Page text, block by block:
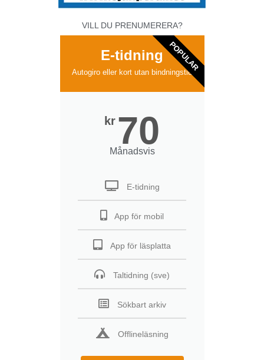
VILL DU PRENUMERERA?
E-tidning
Autogiro eller kort utan bindningstid
kr 70
Månadsvis
E-tidning
App för mobil
App för läsplatta
Taltidning (sve)
Sökbart arkiv
Offlineläsning
POPULAR